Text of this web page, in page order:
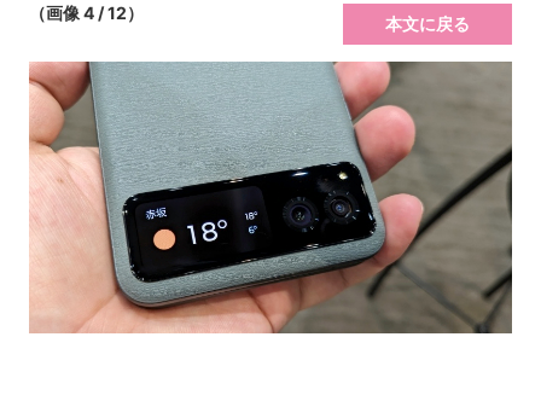
（画像 4 / 12）
本文に戻る